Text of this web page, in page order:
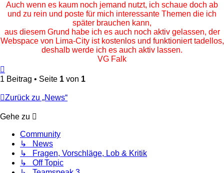
Auch wenn es kaum noch jemand nutzt, ich schaue doch ab
und zu rein und poste für mich interessante Themen die ich
später brauchen kann,
aus diesem Grund habe ich es auch noch aktiv gelassen, der
Webspace von Lima-City ist kostenlos und funktioniert tadellos,
deshalb werde ich es auch aktiv lassen.
VG Falk
oben
1 Beitrag • Seite 1 von 1
Zurück zu „News“
Gehe zu
Community
↳ News
↳ Fragen, Vorschläge, Lob & Kritik
↳ Off Topic